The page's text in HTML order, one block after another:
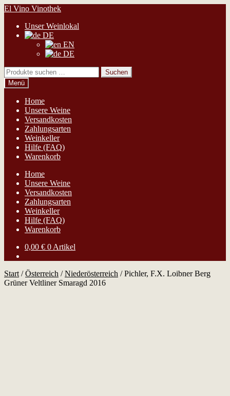
Zur
springen
Zum
springen
El Vino Vinothek
Unser Weinlokal
DE
EN
DE
Suchen
nach:
Suchen
Menü
Home
Unsere Weine
Versandkosten
Zahlungsarten
Weinkeller
Hilfe (FAQ)
Warenkorb
Home
Unsere Weine
Versandkosten
Zahlungsarten
Weinkeller
Hilfe (FAQ)
Warenkorb
0,00 € 0 Artikel
Start /Österreich /Niederösterreich /Pichler, F.X. Loibner Berg
Grüner Veltliner Smaragd 2016